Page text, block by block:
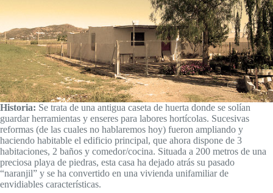
Historia: Se trata de una antigua caseta de huerta donde se solían
guardar herramientas y enseres para labores hortícolas. Sucesivas
reformas (de las cuales no hablaremos hoy) fueron ampliando y
haciendo habitable el edificio principal, que ahora dispone de 3
habitaciones, 2 baños y comedor/cocina. Situada a 200 metros de una
preciosa playa de piedras, esta casa ha dejado atrás su pasado
“naranjil” y se ha convertido en una vivienda unifamiliar de
envidiables características.